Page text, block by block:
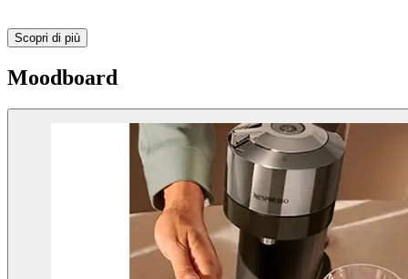
Scopri di più
Moodboard